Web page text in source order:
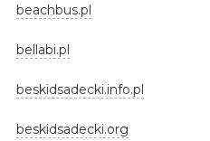
beachbus.pl
bellabi.pl
beskidsadecki.info.pl
beskidsadecki.org